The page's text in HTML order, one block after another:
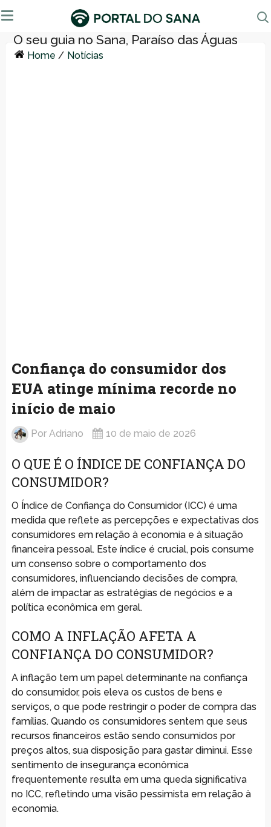
Home / Notícias
Confiança do consumidor dos
EUA atinge mínima recorde no
início de maio
Por Adriano 10 de maio de 2026
O QUE É O ÍNDICE DE CONFIANÇA DO
CONSUMIDOR?
O Índice de Confiança do Consumidor (ICC) é uma
medida que reflete as percepções e expectativas dos
consumidores em relação à economia e à situação
financeira pessoal. Este índice é crucial, pois consume
um consenso sobre o comportamento dos
consumidores, influenciando decisões de compra,
além de impactar as estratégias de negócios e a
política econômica em geral.
COMO A INFLAÇÃO AFETA A
CONFIANÇA DO CONSUMIDOR?
A inflação tem um papel determinante na confiança
do consumidor, pois eleva os custos de bens e
serviços, o que pode restringir o poder de compra das
famílias. Quando os consumidores sentem que seus
recursos financeiros estão sendo consumidos por
preços altos, sua disposição para gastar diminui. Esse
sentimento de insegurança econômica
frequentemente resulta em uma queda significativa
no ICC, refletindo uma visão pessimista em relação à
economia.